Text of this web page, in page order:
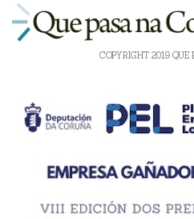
COPYRIGHT 2019 QUE